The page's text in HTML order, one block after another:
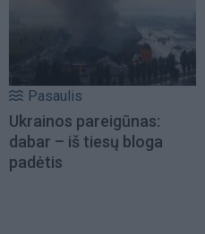
Pasaulis
Ukrainos pareigūnas:
dabar – iš tiesų bloga
padėtis